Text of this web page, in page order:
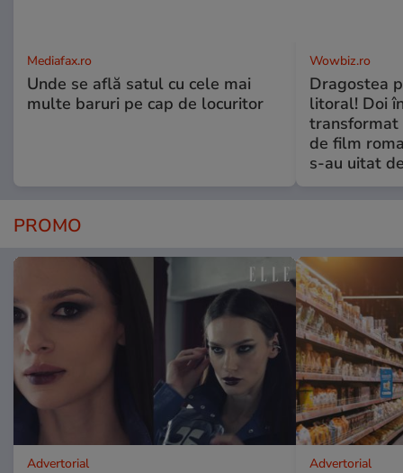
Mediafax.ro
Unde se află satul cu cele mai
multe baruri pe cap de locuritor
Wowbiz.ro
Dragostea
litoral! Doi
transformat
de film
s-au uitat
PROMO
Advertorial Advertorial